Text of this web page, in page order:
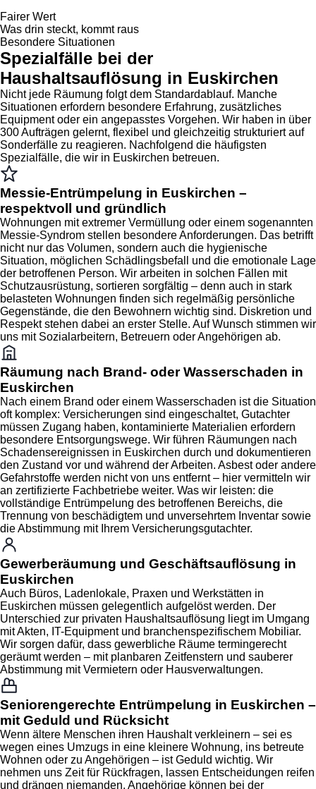
Fairer Wert
Was drin steckt, kommt raus
Besondere Situationen
Spezialfälle bei der
Haushaltsauflösung in Euskirchen
Nicht jede Räumung folgt dem Standardablauf. Manche
Situationen erfordern besondere Erfahrung, zusätzliches
Equipment oder ein angepasstes Vorgehen. Wir haben in über
300 Aufträgen gelernt, flexibel und gleichzeitig strukturiert auf
Sonderfälle zu reagieren. Nachfolgend die häufigsten
Spezialfälle, die wir in Euskirchen betreuen.
Messie-Entrümpelung in Euskirchen –
respektvoll und gründlich
Wohnungen mit extremer Vermüllung oder einem sogenannten
Messie-Syndrom stellen besondere Anforderungen. Das betrifft
nicht nur das Volumen, sondern auch die hygienische
Situation, möglichen Schädlingsbefall und die emotionale Lage
der betroffenen Person. Wir arbeiten in solchen Fällen mit
Schutzausrüstung, sortieren sorgfältig – denn auch in stark
belasteten Wohnungen finden sich regelmäßig persönliche
Gegenstände, die den Bewohnern wichtig sind. Diskretion und
Respekt stehen dabei an erster Stelle. Auf Wunsch stimmen wir
uns mit Sozialarbeitern, Betreuern oder Angehörigen ab.
Räumung nach Brand- oder Wasserschaden in
Euskirchen
Nach einem Brand oder einem Wasserschaden ist die Situation
oft komplex: Versicherungen sind eingeschaltet, Gutachter
müssen Zugang haben, kontaminierte Materialien erfordern
besondere Entsorgungswege. Wir führen Räumungen nach
Schadensereignissen in Euskirchen durch und dokumentieren
den Zustand vor und während der Arbeiten. Asbest oder andere
Gefahrstoffe werden nicht von uns entfernt – hier vermitteln wir
an zertifizierte Fachbetriebe weiter. Was wir leisten: die
vollständige Entrümpelung des betroffenen Bereichs, die
Trennung von beschädigtem und unversehrtem Inventar sowie
die Abstimmung mit Ihrem Versicherungsgutachter.
Gewerberäumung und Geschäftsauflösung in
Euskirchen
Auch Büros, Ladenlokale, Praxen und Werkstätten in
Euskirchen müssen gelegentlich aufgelöst werden. Der
Unterschied zur privaten Haushaltsauflösung liegt im Umgang
mit Akten, IT-Equipment und branchenspezifischem Mobiliar.
Wir sorgen dafür, dass gewerbliche Räume termingerecht
geräumt werden – mit planbaren Zeitfenstern und sauberer
Abstimmung mit Vermietern oder Hausverwaltungen.
Seniorengerechte Entrümpelung in Euskirchen –
mit Geduld und Rücksicht
Wenn ältere Menschen ihren Haushalt verkleinern – sei es
wegen eines Umzugs in eine kleinere Wohnung, ins betreute
Wohnen oder zu Angehörigen – ist Geduld wichtig. Wir
nehmen uns Zeit für Rückfragen, lassen Entscheidungen reifen
und drängen niemanden. Angehörige können bei der